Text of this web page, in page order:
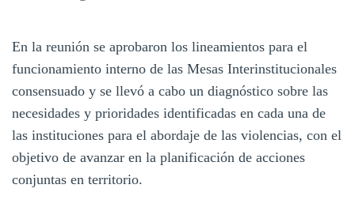
En la reunión se aprobaron los lineamientos para el
funcionamiento interno de las Mesas Interinstitucionales
consensuado y se llevó a cabo un diagnóstico sobre las
necesidades y prioridades identificadas en cada una de
las instituciones para el abordaje de las violencias, con el
objetivo de avanzar en la planificación de acciones
conjuntas en territorio.